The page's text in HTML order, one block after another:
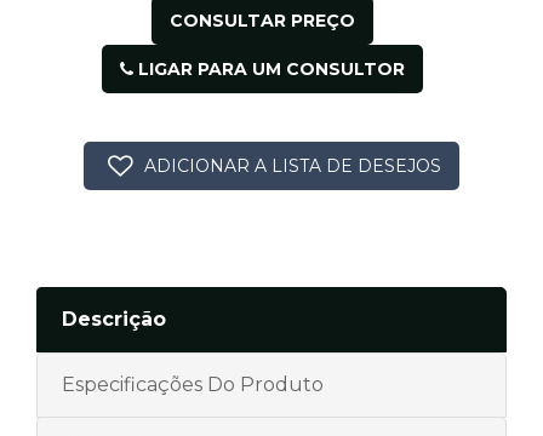
LIGAR PARA UM CONSULTOR
Descrição
Especificações Do Produto